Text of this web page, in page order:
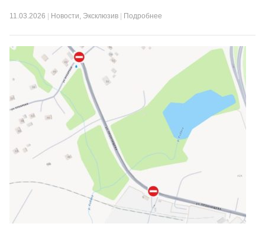
11.03.2026 Новости, Эксклюзив Подробнее